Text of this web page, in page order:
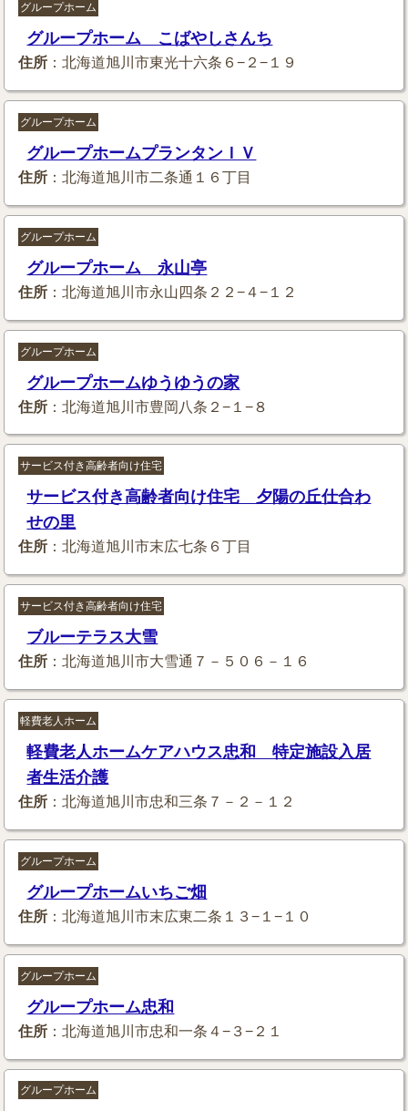
グループホーム
グループホーム こばやしさんち
住所 ：北海道旭川市東光十六条６−２−１９
グループホーム
グループホームプランタンＩＶ
住所 ：北海道旭川市二条通１６丁目
グループホーム
グループホーム 永山亭
住所 ：北海道旭川市永山四条２２−４−１２
グループホーム
グループホームゆうゆうの家
住所 ：北海道旭川市豊岡八条２−１−８
サービス付き高齢者向け住宅
サービス付き高齢者向け住宅 夕陽の丘仕合わ
せの里
住所 ：北海道旭川市末広七条６丁目
サービス付き高齢者向け住宅
ブルーテラス大雪
住所 ：北海道旭川市大雪通７－５０６－１６
軽費老人ホーム
軽費老人ホームケアハウス忠和 特定施設入居
者生活介護
住所 ：北海道旭川市忠和三条７－２－１２
グループホーム
グループホームいちご畑
住所 ：北海道旭川市末広東二条１３−１−１０
グループホーム
グループホーム忠和
住所 ：北海道旭川市忠和一条４−３−２１
グループホーム